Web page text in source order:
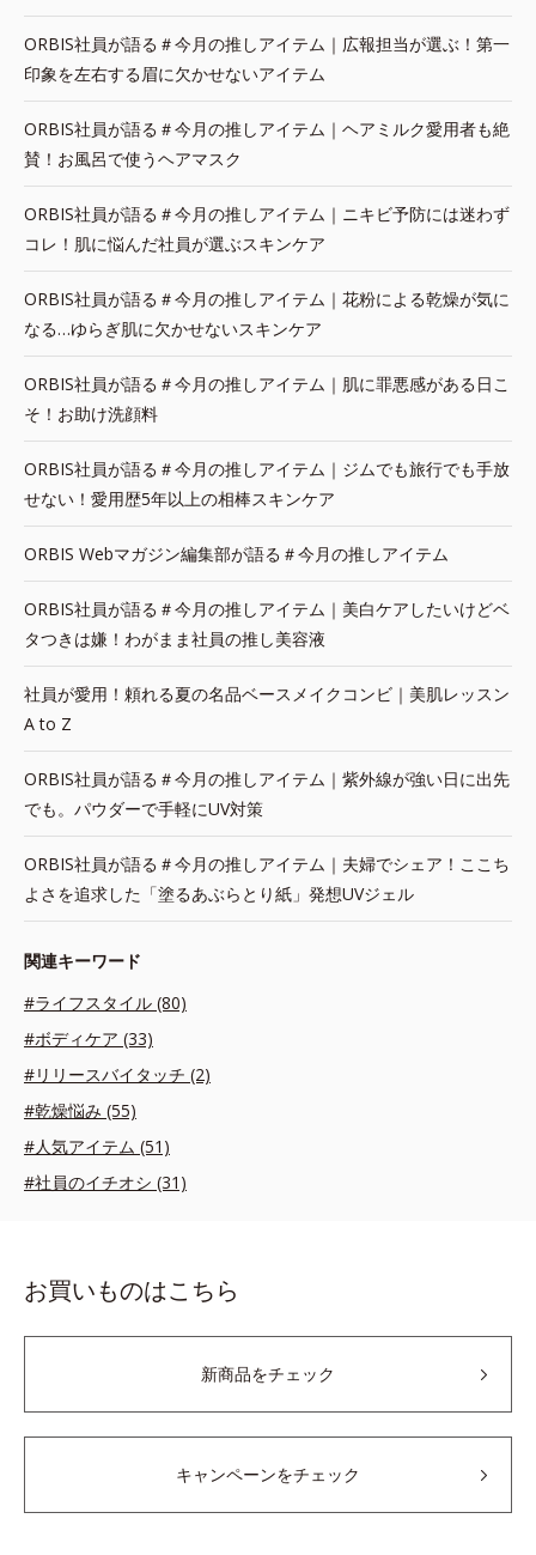
ORBIS社員が語る＃今月の推しアイテム｜広報担当が選ぶ！第一
印象を左右する眉に欠かせないアイテム
ORBIS社員が語る＃今月の推しアイテム｜ヘアミルク愛用者も絶
賛！お風呂で使うヘアマスク
ORBIS社員が語る＃今月の推しアイテム｜ニキビ予防には迷わず
コレ！肌に悩んだ社員が選ぶスキンケア
ORBIS社員が語る＃今月の推しアイテム｜花粉による乾燥が気に
なる…ゆらぎ肌に欠かせないスキンケア
ORBIS社員が語る＃今月の推しアイテム｜肌に罪悪感がある日こ
そ！お助け洗顔料
ORBIS社員が語る＃今月の推しアイテム｜ジムでも旅行でも手放
せない！愛用歴5年以上の相棒スキンケア
ORBIS Webマガジン編集部が語る＃今月の推しアイテム
ORBIS社員が語る＃今月の推しアイテム｜美白ケアしたいけどベ
タつきは嫌！わがまま社員の推し美容液
社員が愛用！頼れる夏の名品ベースメイクコンビ｜美肌レッスン
A to Z
ORBIS社員が語る＃今月の推しアイテム｜紫外線が強い日に出先
でも。パウダーで手軽にUV対策
ORBIS社員が語る＃今月の推しアイテム｜夫婦でシェア！ここち
よさを追求した「塗るあぶらとり紙」発想UVジェル
関連キーワード
#ライフスタイル (80)
#ボディケア (33)
#リリースバイタッチ (2)
#乾燥悩み (55)
#人気アイテム (51)
#社員のイチオシ (31)
お買いものはこちら
新商品をチェック
キャンペーンをチェック